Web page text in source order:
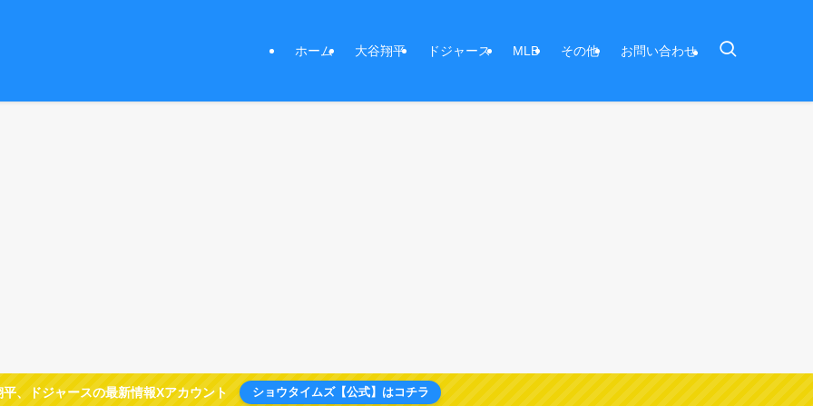
ホーム 大谷翔平 ドジャース MLB その他 お問い合わせ
平、ドジャースの最新情報Xアカウント ショウタイムズ【公式】はコチラ